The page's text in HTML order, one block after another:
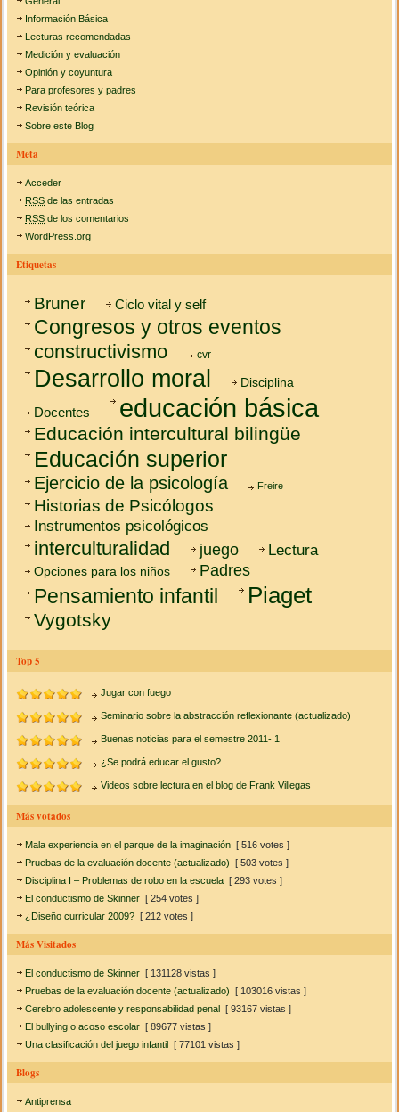
Información Básica
Lecturas recomendadas
Medición y evaluación
Opinión y coyuntura
Para profesores y padres
Revisión teórica
Sobre este Blog
Meta
Acceder
RSS de las entradas
RSS de los comentarios
WordPress.org
Etiquetas
Bruner Ciclo vital y self
Congresos y otros eventos
constructivismo cvr
Desarrollo moral Disciplina
Docentes educación básica
Educación intercultural bilingüe
Educación superior
Ejercicio de la psicología Freire
Historias de Psicólogos
Instrumentos psicológicos
interculturalidad juego Lectura
Opciones para los niños Padres
Pensamiento infantil Piaget
Vygotsky
Top 5
Jugar con fuego
Seminario sobre la abstracción reflexionante (actualizado)
Buenas noticias para el semestre 2011- 1
¿Se podrá educar el gusto?
Videos sobre lectura en el blog de Frank Villegas
Más votados
Mala experiencia en el parque de la imaginación [ 516 votes ]
Pruebas de la evaluación docente (actualizado) [ 503 votes ]
Disciplina I – Problemas de robo en la escuela [ 293 votes ]
El conductismo de Skinner [ 254 votes ]
¿Diseño curricular 2009? [ 212 votes ]
Más Visitados
El conductismo de Skinner [ 131128 vistas ]
Pruebas de la evaluación docente (actualizado) [ 103016 vistas ]
Cerebro adolescente y responsabilidad penal [ 93167 vistas ]
El bullying o acoso escolar [ 89677 vistas ]
Una clasificación del juego infantil [ 77101 vistas ]
Blogs
Antiprensa